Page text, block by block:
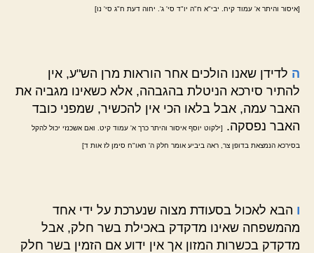
[איסור והיתר א' עמוד קיח. יבי"א ח"ה יו"ד סי' ג'. יחוה דעת ח"ג סי' נו]
ה לדידן שאנו הולכים אחר הוראות מרן הש"ע, אין
להתיר סירכא הניטלת בהגבהה, אלא כשאינו מגביה את
האבר עמה, אבל בלאו הכי אין להכשיר, שמפני כובד
האבר נפסקה.
[ילקוט יוסף איסור והיתר כרך א' עמוד קיט. ואם אשכנזי יכול להקל
בסירכא הנמצאת בדופן צר, ראה ביביע אומר חלק ה' חאו"ח סימן לז אות ד]
ו הבא לאכול בסעודת מצוה שנערכת על ידי אחד
מהמשפחה שאינו מדקדק באכילת בשר חלק, אבל
מדקדק בכשרות המזון אך אין ידוע אם הזמין בשר חלק